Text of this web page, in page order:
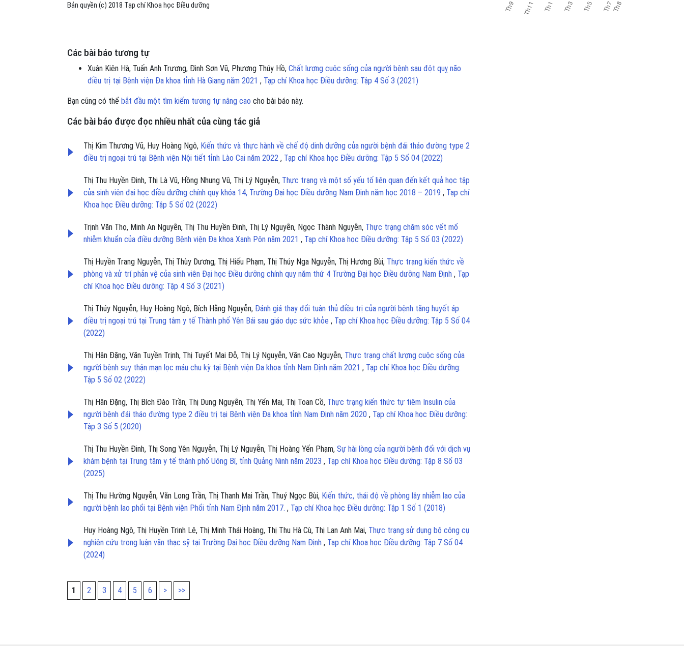
Bản quyền (c) 2018 Tạp chí Khoa học Điều dưỡng
Các bài báo tương tự
Xuân Kiên Hà, Tuấn Anh Trương, Đình Sơn Vũ, Phương Thúy Hồ, Chất lượng cuộc sống của người bệnh sau đột quỵ não
điều trị tại Bệnh viện Đa khoa tỉnh Hà Giang năm 2021 , Tạp chí Khoa học Điều dưỡng: Tập 4 Số 3 (2021)
Bạn cũng có thể bắt đầu một tìm kiếm tương tự nâng cao cho bài báo này.
Các bài báo được đọc nhiều nhất của cùng tác giả
Thị Kim Thương Vũ, Huy Hoàng Ngô, Kiến thức và thực hành về chế độ dinh dưỡng của người bệnh đái tháo đường type 2
điều trị ngoại trú tại Bệnh viện Nội tiết tỉnh Lào Cai năm 2022 , Tạp chí Khoa học Điều dưỡng: Tập 5 Số 04 (2022)
Thị Thu Huyền Đinh, Thị Là Vũ, Hồng Nhung Vũ, Thị Lý Nguyễn, Thực trạng và một số yếu tố liên quan đến kết quả học tập
của sinh viên đại học điều dưỡng chính quy khóa 14, Trường Đại học Điều dưỡng Nam Định năm học 2018 – 2019 , Tạp chí
Khoa học Điều dưỡng: Tập 5 Số 02 (2022)
Trịnh Văn Thọ, Minh An Nguyễn, Thị Thu Huyền Đinh, Thị Lý Nguyễn, Ngọc Thành Nguyễn, Thực trạng chăm sóc vết mổ
nhiễm khuẩn của điều dưỡng Bệnh viện Đa khoa Xanh Pôn năm 2021 , Tạp chí Khoa học Điều dưỡng: Tập 5 Số 03 (2022)
Thị Huyền Trang Nguyễn, Thị Thùy Dương, Thị Hiếu Phạm, Thị Thúy Nga Nguyễn, Thị Hương Bùi, Thực trạng kiến thức về
phòng và xử trí phản vệ của sinh viên Đại học Điều dưỡng chính quy năm thứ 4 Trường Đại học Điều dưỡng Nam Định , Tạp
chí Khoa học Điều dưỡng: Tập 4 Số 3 (2021)
Thị Thúy Nguyễn, Huy Hoàng Ngô, Bích Hằng Nguyễn, Đánh giá thay đổi tuân thủ điều trị của người bệnh tăng huyết áp
điều trị ngoại trú tại Trung tâm y tế Thành phố Yên Bái sau giáo dục sức khỏe , Tạp chí Khoa học Điều dưỡng: Tập 5 Số 04
(2022)
Thị Hân Đặng, Văn Tuyền Trịnh, Thị Tuyết Mai Đỗ, Thị Lý Nguyễn, Văn Cao Nguyễn, Thực trạng chất lượng cuộc sống của
người bệnh suy thận mạn lọc máu chu kỳ tại Bệnh viện Đa khoa tỉnh Nam Định năm 2021 , Tạp chí Khoa học Điều dưỡng:
Tập 5 Số 02 (2022)
Thị Hân Đặng, Thị Bích Đào Trần, Thị Dung Nguyễn, Thị Yến Mai, Thị Toan Cồ, Thực trạng kiến thức tự tiêm Insulin của
người bệnh đái tháo đường type 2 điều trị tại Bệnh viện Đa khoa tỉnh Nam Định năm 2020 , Tạp chí Khoa học Điều dưỡng:
Tập 3 Số 5 (2020)
Thị Thu Huyền Đinh, Thị Song Yên Nguyễn, Thị Lý Nguyễn, Thị Hoàng Yến Phạm, Sự hài lòng của người bệnh đối với dịch vụ
khám bệnh tại Trung tâm y tế thành phố Uông Bí, tỉnh Quảng Ninh năm 2023 , Tạp chí Khoa học Điều dưỡng: Tập 8 Số 03
(2025)
Thị Thu Hường Nguyễn, Văn Long Trần, Thị Thanh Mai Trần, Thuý Ngọc Bùi, Kiến thức, thái độ về phòng lây nhiễm lao của
người bệnh lao phổi tại Bệnh viện Phổi tỉnh Nam Định năm 2017. , Tạp chí Khoa học Điều dưỡng: Tập 1 Số 1 (2018)
Huy Hoàng Ngô, Thị Huyền Trinh Lê, Thị Minh Thái Hoàng, Thị Thu Hà Cù, Thị Lan Anh Mai, Thực trạng sử dụng bộ công cụ
nghiên cứu trong luận văn thạc sỹ tại Trường Đại học Điều dưỡng Nam Định , Tạp chí Khoa học Điều dưỡng: Tập 7 Số 04
(2024)
1 2 3 4 5 6 > >>